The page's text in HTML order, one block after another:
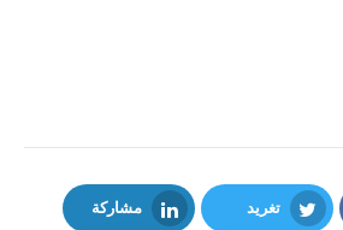
تغريد مشاركة